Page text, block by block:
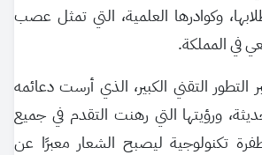
وكوادرها العلمية، التي تمثل عصب
في المملكة.
التطور التقني الكبير، الذي أرست دعائمه
ورؤيتها التي رهنت التقدم في جميع
تكنولوجية ليصبح الشعار معبرًا عن